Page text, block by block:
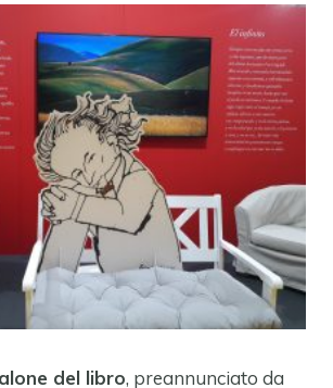
del libro, preannunciato da